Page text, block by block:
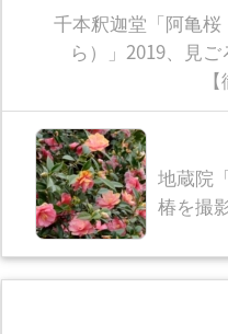
千本釈迦堂「阿亀桜
ら）」2019、見
地蔵院
椿を撮